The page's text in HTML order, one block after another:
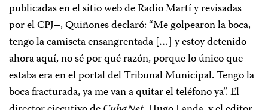
publicadas en el sitio web de Radio Martí y revisadas
por el CPJ–, Quiñones declaró: “Me golpearon la boca,
tengo la camiseta ensangrentada […] y estoy detenido
ahora aquí, no sé por qué razón, porque lo único que
estaba era en el portal del Tribunal Municipal. Tengo la
boca fracturada, ya me van a quitar el teléfono ya”. El